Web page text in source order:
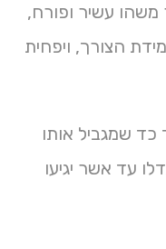
משהו עשיר ופורח,
הצורך, ויפחית
שמגביל אותו
עד אשר יגיעו